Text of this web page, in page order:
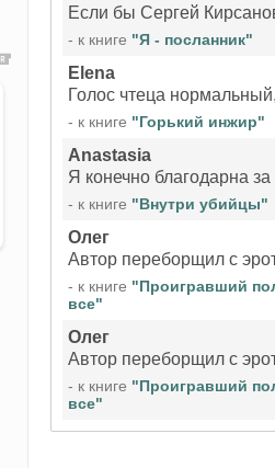
- к книге "Я - посланник"
Elena
- к книге "Горький инжир"
Anastasia
- к книге "Внутри убийцы"
Олег
- к книге "Проигравший
все"
Олег
- к книге "Проигравший
все"